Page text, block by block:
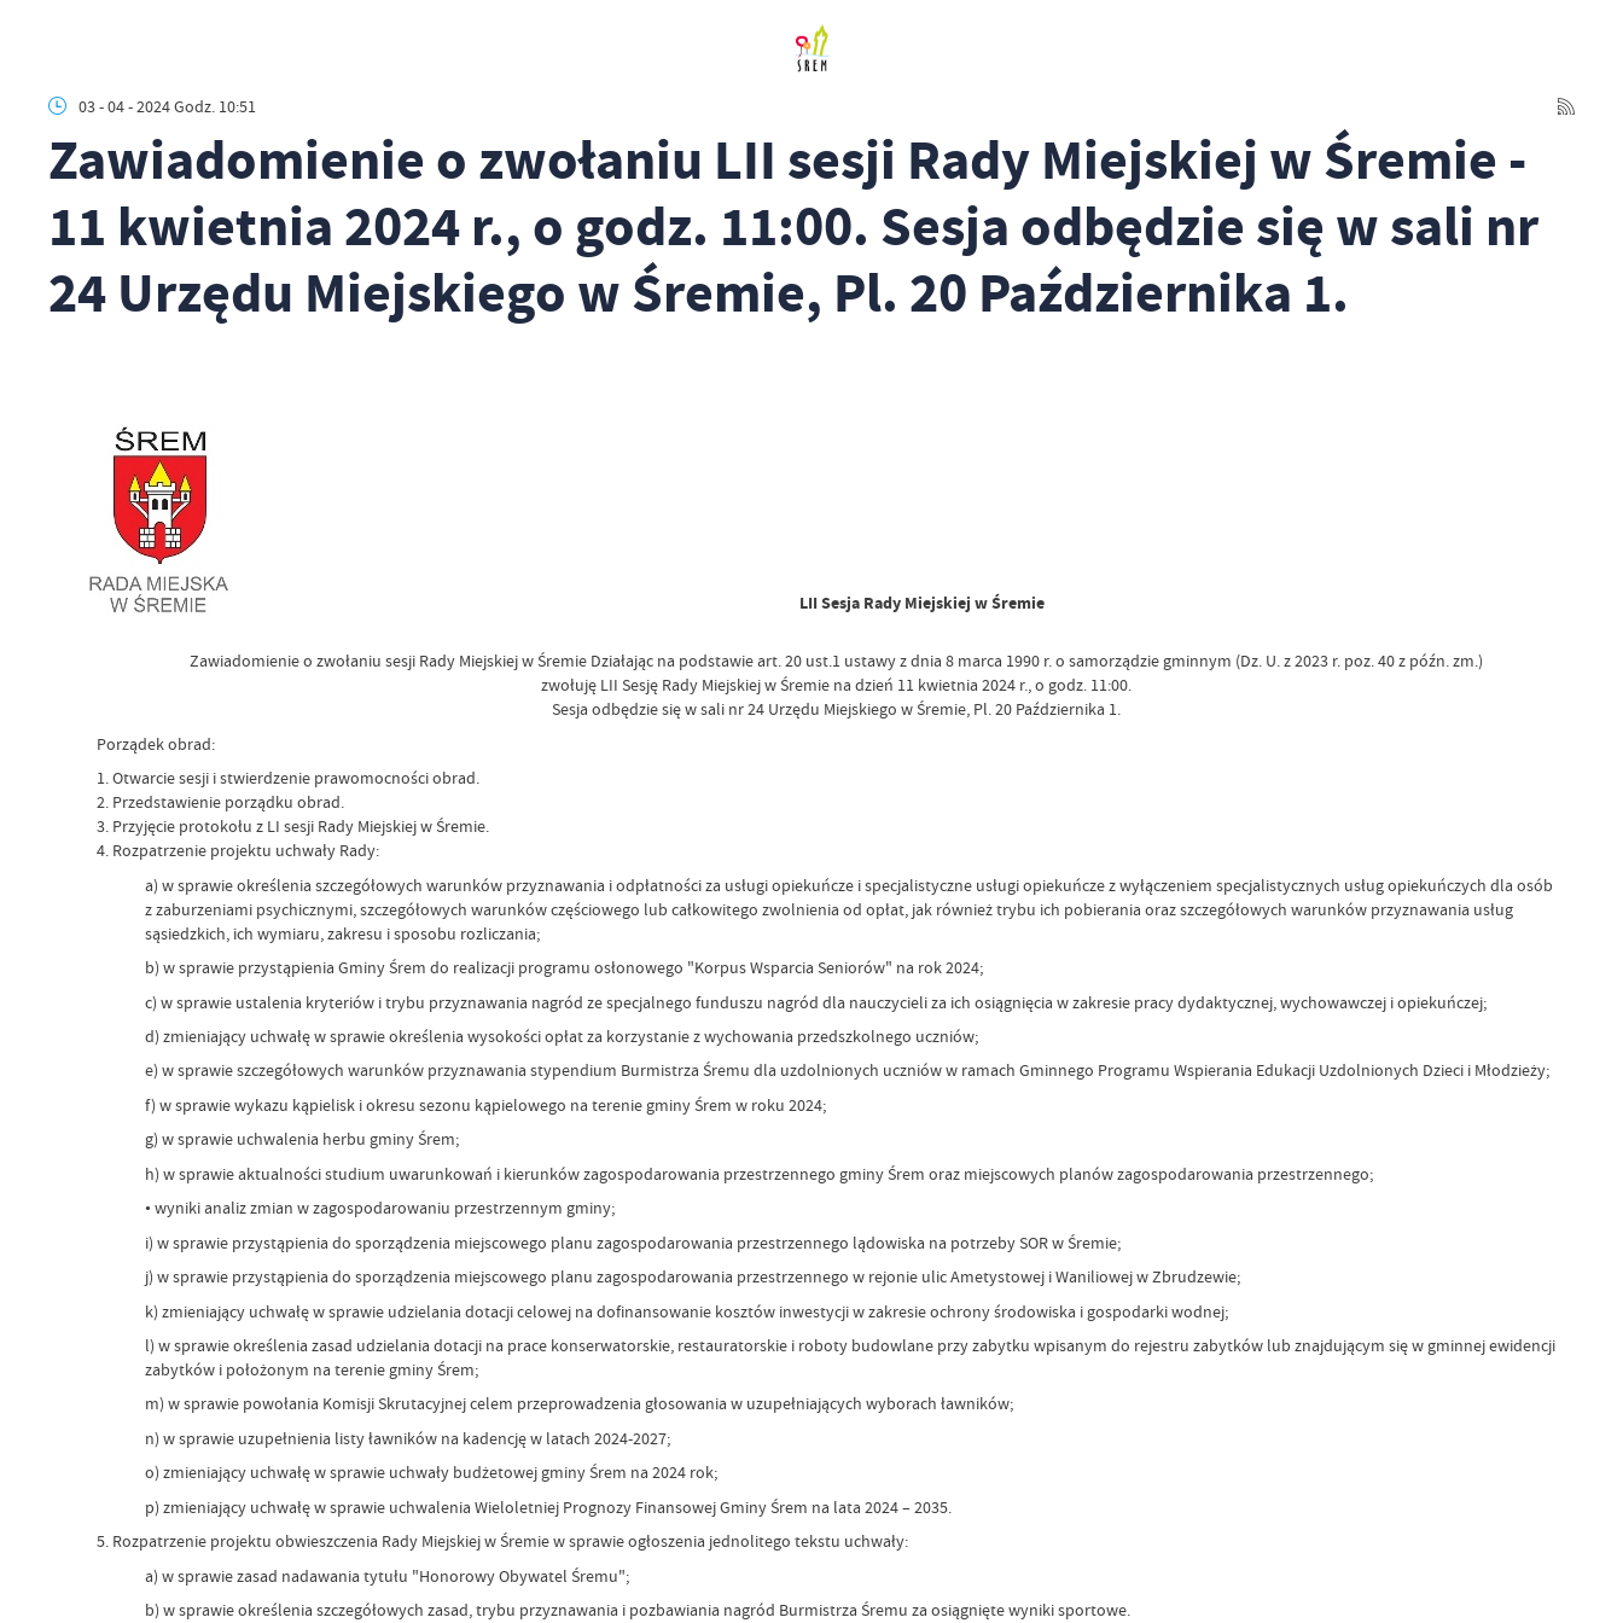
03 - 04 - 2024 Godz. 10:51
Zawiadomienie o zwołaniu LII sesji Rady Miejskiej w Śremie -
11 kwietnia 2024 r., o godz. 11:00. Sesja odbędzie się w sali nr
24 Urzędu Miejskiego w Śremie, Pl. 20 Października 1.
LII Sesja Rady Miejskiej w Śremie
Zawiadomienie o zwołaniu sesji Rady Miejskiej w Śremie Działając na podstawie art. 20 ust.1 ustawy z dnia 8 marca 1990 r. o samorządzie gminnym (Dz. U. z 2023 r. poz. 40 z późn. zm.)
zwołuję LII Sesję Rady Miejskiej w Śremie na dzień 11 kwietnia 2024 r., o godz. 11:00.
Sesja odbędzie się w sali nr 24 Urzędu Miejskiego w Śremie, Pl. 20 Października 1.
Porządek obrad:
1. Otwarcie sesji i stwierdzenie prawomocności obrad.
2. Przedstawienie porządku obrad.
3. Przyjęcie protokołu z LI sesji Rady Miejskiej w Śremie.
4. Rozpatrzenie projektu uchwały Rady:
a) w sprawie określenia szczegółowych warunków przyznawania i odpłatności za usługi opiekuńcze i specjalistyczne usługi opiekuńcze z wyłączeniem specjalistycznych usług opiekuńczych dla osób
z zaburzeniami psychicznymi, szczegółowych warunków częściowego lub całkowitego zwolnienia od opłat, jak również trybu ich pobierania oraz szczegółowych warunków przyznawania usług
sąsiedzkich, ich wymiaru, zakresu i sposobu rozliczania;
b) w sprawie przystąpienia Gminy Śrem do realizacji programu osłonowego "Korpus Wsparcia Seniorów" na rok 2024;
c) w sprawie ustalenia kryteriów i trybu przyznawania nagród ze specjalnego funduszu nagród dla nauczycieli za ich osiągnięcia w zakresie pracy dydaktycznej, wychowawczej i opiekuńczej;
d) zmieniający uchwałę w sprawie określenia wysokości opłat za korzystanie z wychowania przedszkolnego uczniów;
e) w sprawie szczegółowych warunków przyznawania stypendium Burmistrza Śremu dla uzdolnionych uczniów w ramach Gminnego Programu Wspierania Edukacji Uzdolnionych Dzieci i Młodzieży;
f) w sprawie wykazu kąpielisk i okresu sezonu kąpielowego na terenie gminy Śrem w roku 2024;
g) w sprawie uchwalenia herbu gminy Śrem;
h) w sprawie aktualności studium uwarunkowań i kierunków zagospodarowania przestrzennego gminy Śrem oraz miejscowych planów zagospodarowania przestrzennego;
• wyniki analiz zmian w zagospodarowaniu przestrzennym gminy;
i) w sprawie przystąpienia do sporządzenia miejscowego planu zagospodarowania przestrzennego lądowiska na potrzeby SOR w Śremie;
j) w sprawie przystąpienia do sporządzenia miejscowego planu zagospodarowania przestrzennego w rejonie ulic Ametystowej i Waniliowej w Zbrudzewie;
k) zmieniający uchwałę w sprawie udzielania dotacji celowej na dofinansowanie kosztów inwestycji w zakresie ochrony środowiska i gospodarki wodnej;
l) w sprawie określenia zasad udzielania dotacji na prace konserwatorskie, restauratorskie i roboty budowlane przy zabytku wpisanym do rejestru zabytków lub znajdującym się w gminnej ewidencji
zabytków i położonym na terenie gminy Śrem;
m) w sprawie powołania Komisji Skrutacyjnej celem przeprowadzenia głosowania w uzupełniających wyborach ławników;
n) w sprawie uzupełnienia listy ławników na kadencję w latach 2024-2027;
o) zmieniający uchwałę w sprawie uchwały budżetowej gminy Śrem na 2024 rok;
p) zmieniający uchwałę w sprawie uchwalenia Wieloletniej Prognozy Finansowej Gminy Śrem na lata 2024 – 2035.
5. Rozpatrzenie projektu obwieszczenia Rady Miejskiej w Śremie w sprawie ogłoszenia jednolitego tekstu uchwały:
a) w sprawie zasad nadawania tytułu "Honorowy Obywatel Śremu";
b) w sprawie określenia szczegółowych zasad, trybu przyznawania i pozbawiania nagród Burmistrza Śremu za osiągnięte wyniki sportowe.